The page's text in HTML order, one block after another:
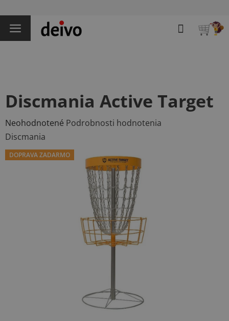
na
obsah
Hľadať
Discmania Active Target
Priemerné
hodnotenie
produktu
je
Neohodnotené Podrobnosti hodnotenia
Discmania
DOPRAVA ZADARMO